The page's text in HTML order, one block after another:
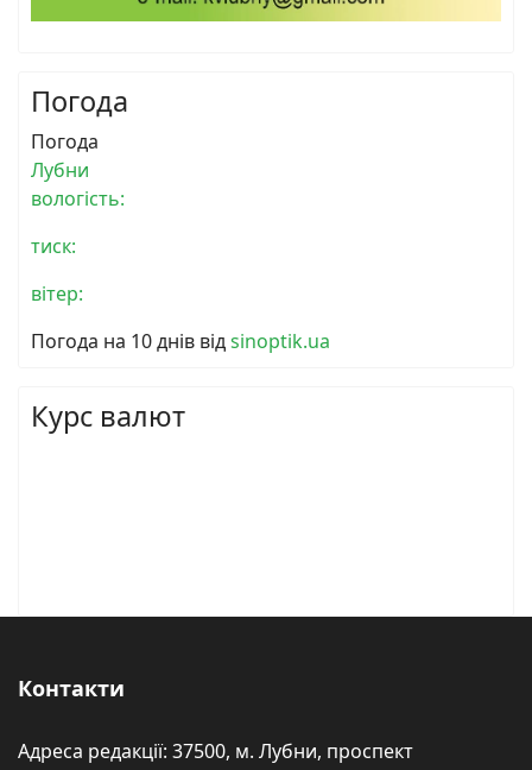
Погода
Погода
Лубни
вологість:
тиск:
вітер:
Погода на 10 днів відsinoptik.ua
Курс валют
Контакти
Адреса редакції: 37500, м. Лубни, проспект